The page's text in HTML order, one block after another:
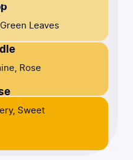
Leaves
Rose
Sweet